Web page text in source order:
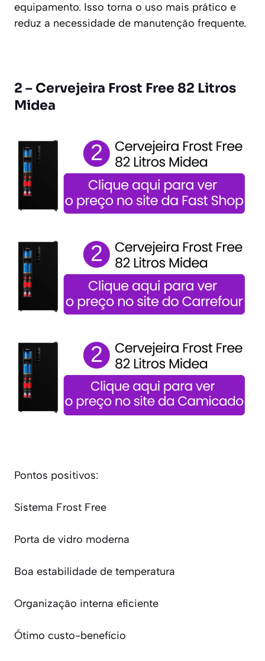
equipamento. Isso torna o uso mais prático e
reduz a necessidade de manutenção frequente.
2 – Cervejeira Frost Free 82 Litros
Midea
Pontos positivos:
Sistema Frost Free
Porta de vidro moderna
Boa estabilidade de temperatura
Organização interna eficiente
Ótimo custo-benefício